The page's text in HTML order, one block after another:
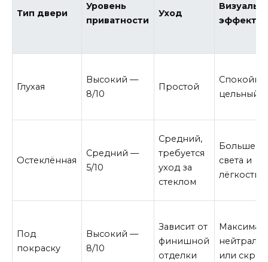
Тип двери
Уровень
приватности
Уход
эффект
Глухая
Высокий —
8/10
Простой
цельный
Остеклённая
Средний —
5/10
Средний,
требуется
уход за
стеклом
Больше
света и
лёгкости
Под
покраску
Высокий —
8/10
Зависит от
финишной
отделки
или